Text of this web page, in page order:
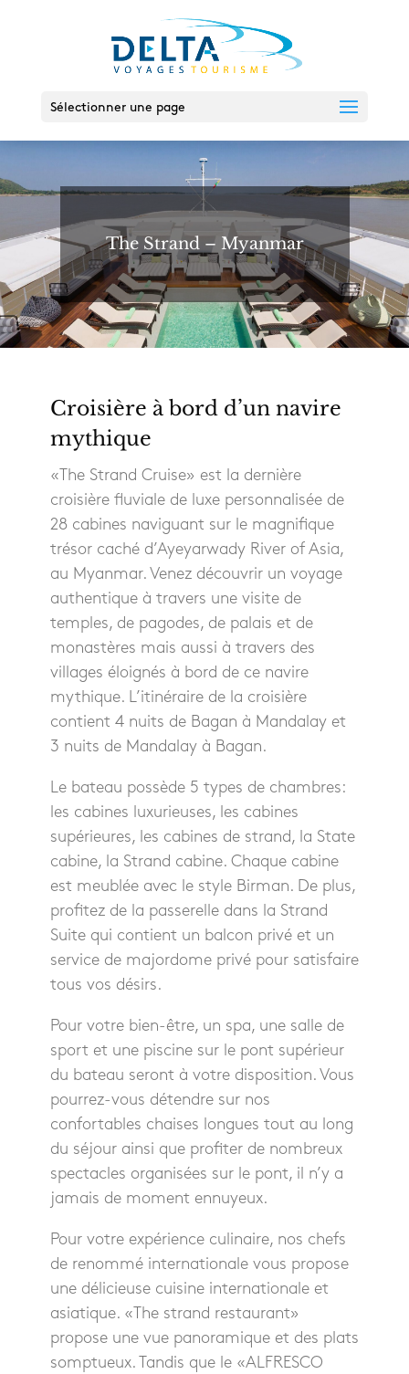
Sélectionner une page
The Strand – Myanmar
Croisière à bord d’un navire
mythique
«The Strand Cruise» est la dernière
croisière fluviale de luxe personnalisée de
28 cabines naviguant sur le magnifique
trésor caché d’Ayeyarwady River of Asia,
au Myanmar. Venez découvrir un voyage
authentique à travers une visite de
temples, de pagodes, de palais et de
monastères mais aussi à travers des
villages éloignés à bord de ce navire
mythique. L’itinéraire de la croisière
contient 4 nuits de Bagan à Mandalay et
3 nuits de Mandalay à Bagan.
Le bateau possède 5 types de chambres:
les cabines luxurieuses, les cabines
supérieures, les cabines de strand, la State
cabine, la Strand cabine. Chaque cabine
est meublée avec le style Birman. De plus,
profitez de la passerelle dans la Strand
Suite qui contient un balcon privé et un
service de majordome privé pour satisfaire
tous vos désirs.
Pour votre bien-être, un spa, une salle de
sport et une piscine sur le pont supérieur
du bateau seront à votre disposition. Vous
pourrez-vous détendre sur nos
confortables chaises longues tout au long
du séjour ainsi que profiter de nombreux
spectacles organisées sur le pont, il n’y a
jamais de moment ennuyeux.
Pour votre expérience culinaire, nos chefs
de renommé internationale vous propose
une délicieuse cuisine internationale et
asiatique. «The strand restaurant»
propose une vue panoramique et des plats
somptueux. Tandis que le «ALFRESCO